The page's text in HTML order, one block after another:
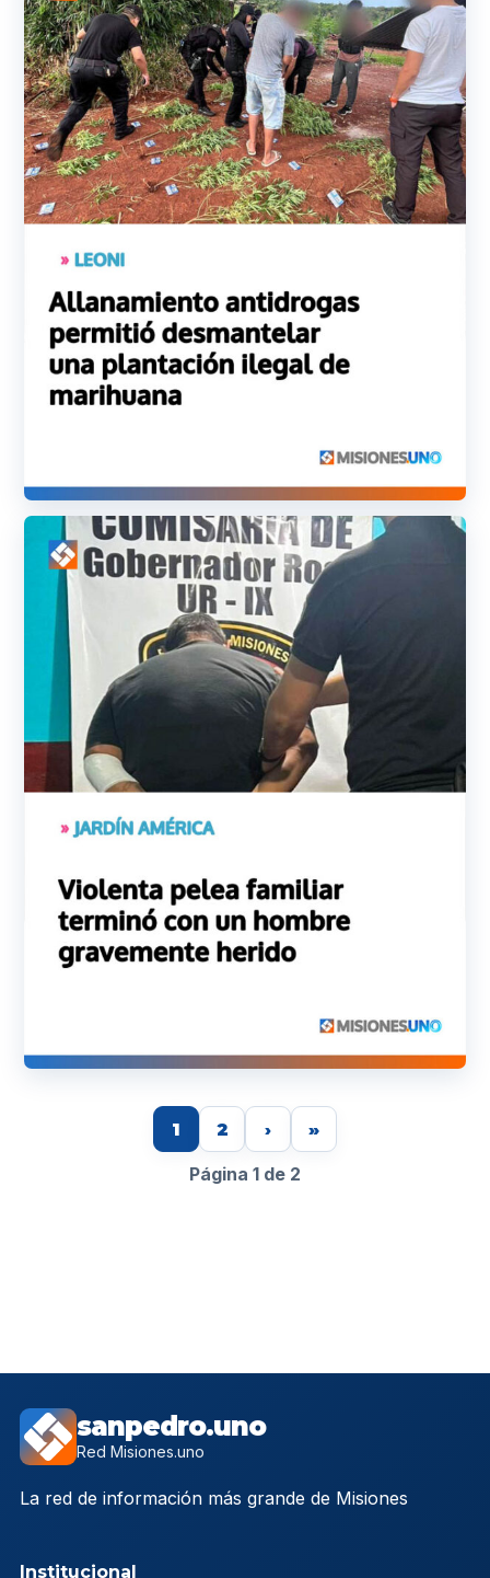
1 2 › »
Página 1 de 2
sanpedro.uno
Red Misiones.uno
La red de información más grande de Misiones
Institucional